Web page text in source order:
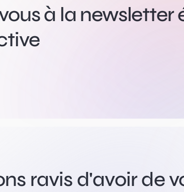
à la newsletter
ravis d'avoir de